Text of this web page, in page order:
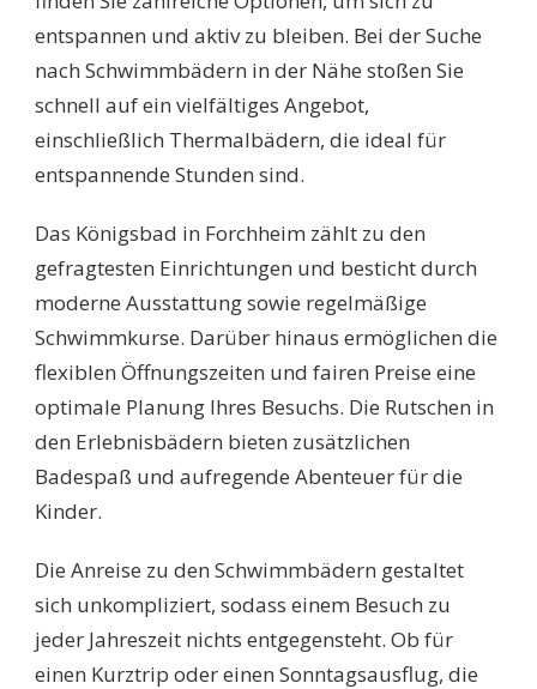
entspannen und aktiv zu bleiben. Bei der Suche
nach Schwimmbädern in der Nähe stoßen Sie
schnell auf ein vielfältiges Angebot,
einschließlich Thermalbädern, die ideal für
entspannende Stunden sind.
Das Königsbad in Forchheim zählt zu den
gefragtesten Einrichtungen und besticht durch
moderne Ausstattung sowie regelmäßige
Schwimmkurse. Darüber hinaus ermöglichen die
flexiblen Öffnungszeiten und fairen Preise eine
optimale Planung Ihres Besuchs. Die Rutschen in
den Erlebnisbädern bieten zusätzlichen
Badespaß und aufregende Abenteuer für die
Kinder.
Die Anreise zu den Schwimmbädern gestaltet
sich unkompliziert, sodass einem Besuch zu
jeder Jahreszeit nichts entgegensteht. Ob für
einen Kurztrip oder einen Sonntagsausflug, die